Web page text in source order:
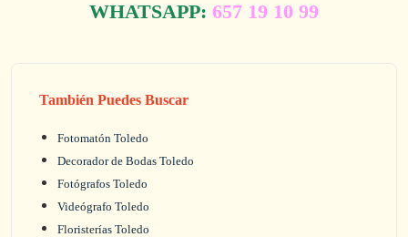
WHATSAPP: 657 19 10 99
También Puedes Buscar
Fotomatón Toledo
Decorador de Bodas Toledo
Fotógrafos Toledo
Videógrafo Toledo
Floristerías Toledo